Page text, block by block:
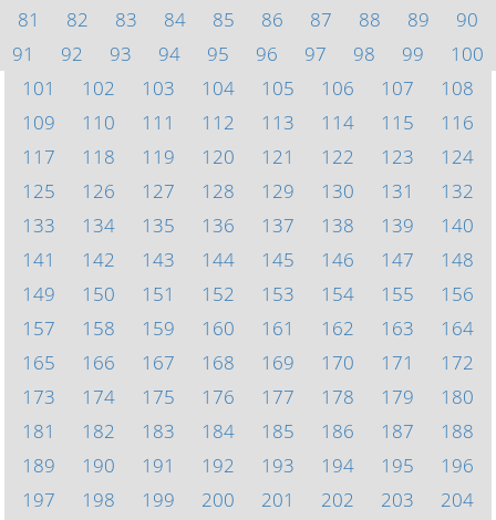
81
82 83 84 85 86 87 88 89
90
91
92 93 94 95 96 97 98 99
100
101
102 103 104 105 106 107
108
109
110 111 112 113 114 115
116
117
118 119 120 121 122 123
124
125
126 127 128 129 130 131
132
133
134 135 136 137 138 139
140
141
142 143 144 145 146 147
148
149
150 151 152 153 154 155
156
157
158 159 160 161 162 163
164
165
166 167 168 169 170 171
172
173
174 175 176 177 178 179
180
181
182 183 184 185 186 187
188
189
190 191 192 193 194 195
196
197
198 199 200 201 202 203
204